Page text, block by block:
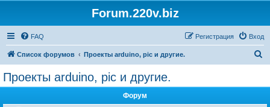
Forum.220v.biz
FAQ Вход
Регистрация
Список форумов Проекты arduino, pic и другие.
Проекты arduino, pic и другие.
Форум